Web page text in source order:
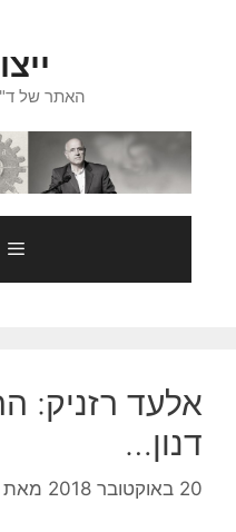
האתר של
אלעד רזניק:
דנון…
20 באוקטובר 2018 מאת